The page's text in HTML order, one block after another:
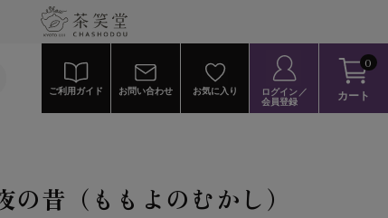
ご利用ガイド お問い合わせ お気に入り
ログイン／
会員登録
0
カート
昔（ももよのむかし）